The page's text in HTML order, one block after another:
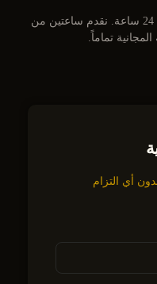
املأ النموذج وسنتصل بك في أقل من 24 ساعة. نقدم ساعتين من
تماماً.
أي التزام